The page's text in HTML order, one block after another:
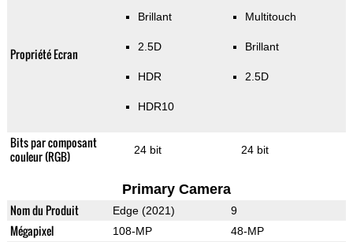
Propriété Ecran
Brillant
2.5D
HDR
HDR10
Multitouch
Brillant
2.5D
Bits par composant
couleur (RGB)
24 bit 24 bit
Primary Camera
Nom du Produit Edge (2021) 9
Mégapixel 108-MP 48-MP